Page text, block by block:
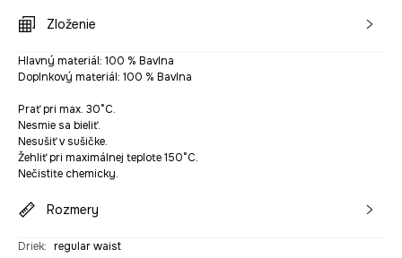
Zloženie
Hlavný materiál: 100 % Bavlna
Doplnkový materiál: 100 % Bavlna
Prať pri max. 30°C.
Nesmie sa bieliť.
Nesušiť v sušičke.
Žehliť pri maximálnej teplote 150°C.
Nečistite chemicky.
Rozmery
Driek: regular waist